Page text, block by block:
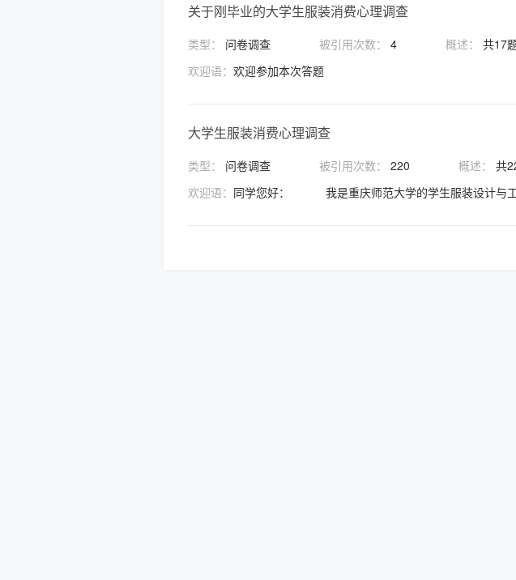
关于刚毕业的大学生服装消费心理调查
类型： 问卷调查 被引用次数： 4 概述：
共17
欢迎语： 欢迎参加本次答题
大学生服装消费心理调查
类型： 问卷调查 被引用次数： 220 概述：
共
欢迎语：